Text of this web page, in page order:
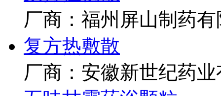
厂商：福州屏山制药
复方热敷散
厂商：安徽新世纪药